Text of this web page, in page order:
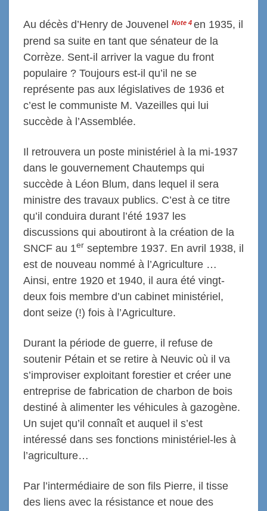
Au décès d’Henry de Jouvenel Note 4 en 1935, il
prend sa suite en tant que sénateur de la
Corrèze. Sent-il arriver la vague du front
populaire ? Toujours est-il qu’il ne se
représente pas aux législatives de 1936 et
c’est le communiste M. Vazeilles qui lui
succède à l’Assemblée.
Il retrouvera un poste ministériel à la mi-1937
dans le gouvernement Chautemps qui
succède à Léon Blum, dans lequel il sera
ministre des travaux publics. C’est à ce titre
qu’il conduira durant l’été 1937 les
discussions qui aboutiront à la création de la
SNCF au 1er septembre 1937. En avril 1938, il
est de nouveau nommé à l’Agriculture …
Ainsi, entre 1920 et 1940, il aura été vingt-
deux fois membre d’un cabinet ministériel,
dont seize (!) fois à l’Agriculture.
Durant la période de guerre, il refuse de
soutenir Pétain et se retire à Neuvic où il va
s’improviser exploitant forestier et créer une
entreprise de fabrication de charbon de bois
destiné à alimenter les véhicules à gazogène.
Un sujet qu’il connaît et auquel il s’est
intéressé dans ses fonctions ministériel-les à
l’agriculture…
Par l’intermédiaire de son fils Pierre, il tisse
des liens avec la résistance et noue des